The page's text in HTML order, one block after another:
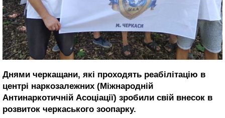
Днями черкащани, які проходять реабілітацію в
центрі наркозалежних (Міжнародній
Антинаркотичній Асоціації) зробили свій внесок в
розвиток черкаського зоопарку.